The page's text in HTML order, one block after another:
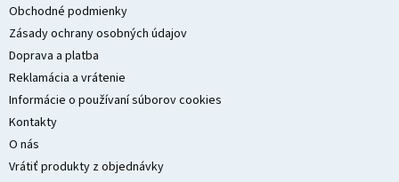
Obchodné podmienky
Zásady ochrany osobných údajov
Doprava a platba
Reklamácia a vrátenie
Informácie o používaní súborov cookies
Kontakty
O nás
Vrátiť produkty z objednávky